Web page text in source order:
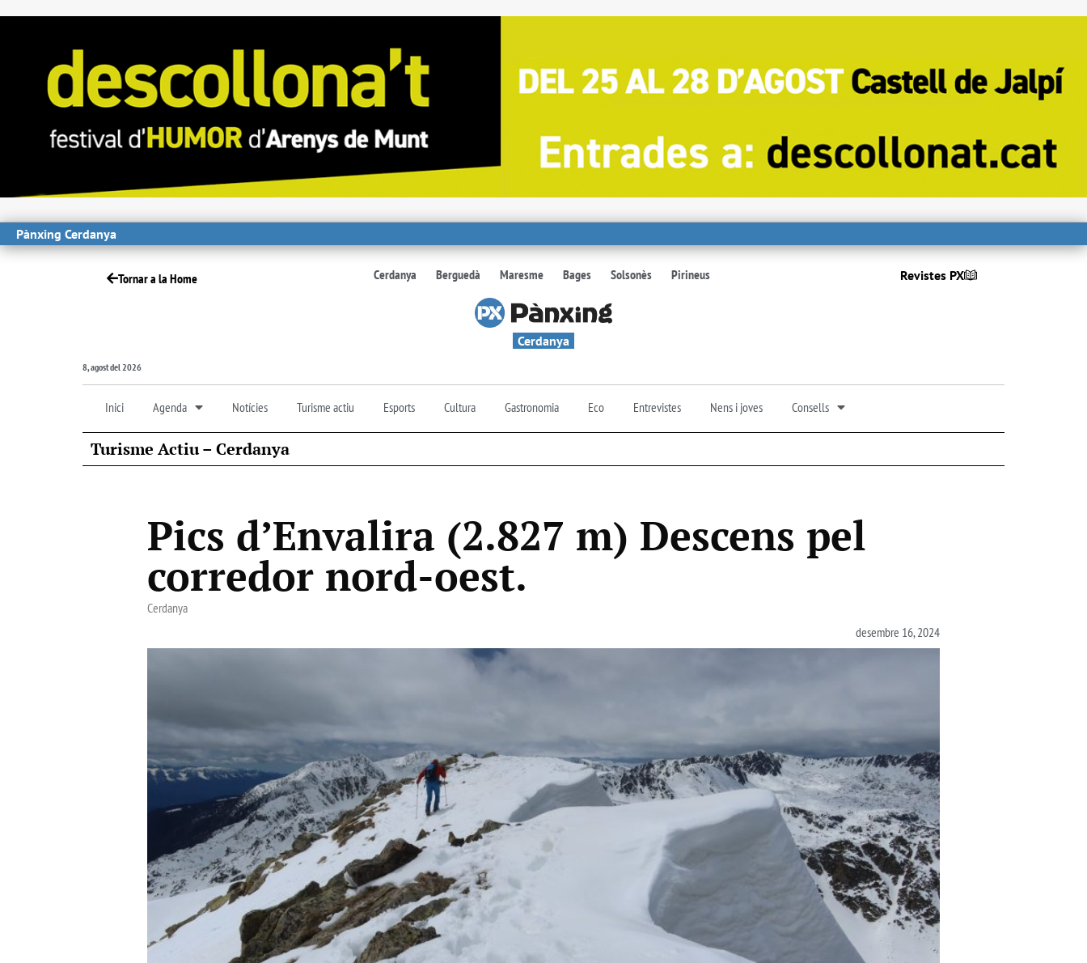
Pànxing Cerdanya
Tornar a la Home Cerdanya Berguedà Maresme Bages Solsonès Pirineus Revistes PX
Cerdanya
8, agost del 2026
Inici Agenda Notícies Turisme actiu Esports Cultura Gastronomia Eco Entrevistes Nens i joves Consells
Turisme Actiu – Cerdanya
Pics d’Envalira (2.827 m) Descens pel
corredor nord-oest.
Cerdanya
desembre 16, 2024